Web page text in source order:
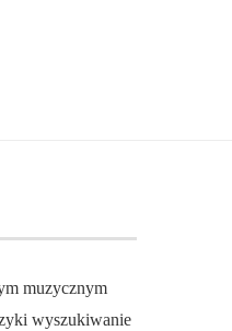
muzycznym
wyszukiwanie